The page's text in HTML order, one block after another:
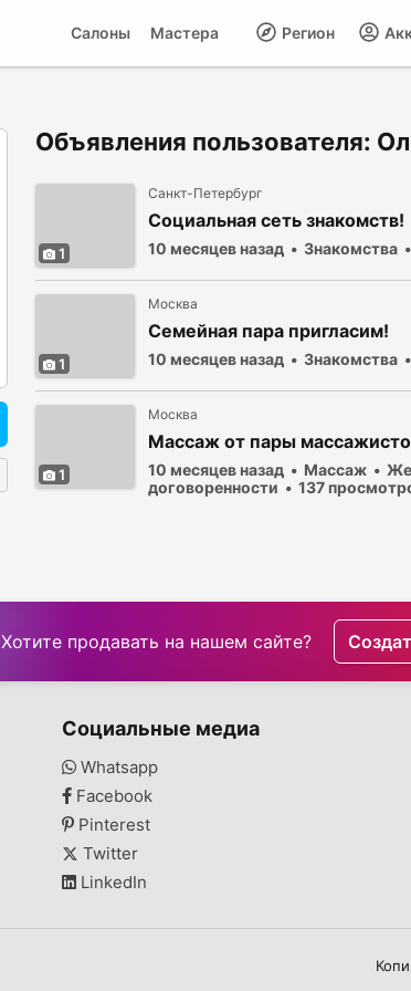
Регион
Мастера
Салоны
Объявления пользователя:
1
Санкт-Петербург
Социальная сеть знакомств!
10 месяцев назад Знакомства
1
Москва
Семейная пара пригласим!
10 месяцев назад Знакомства
1
Москва
Массаж от пары
10 месяцев назад Массаж
договоренности
137
Хотите продавать на нашем сайте?
Социальные медиа
Whatsapp
Facebook
Pinterest
Twitter
LinkedIn